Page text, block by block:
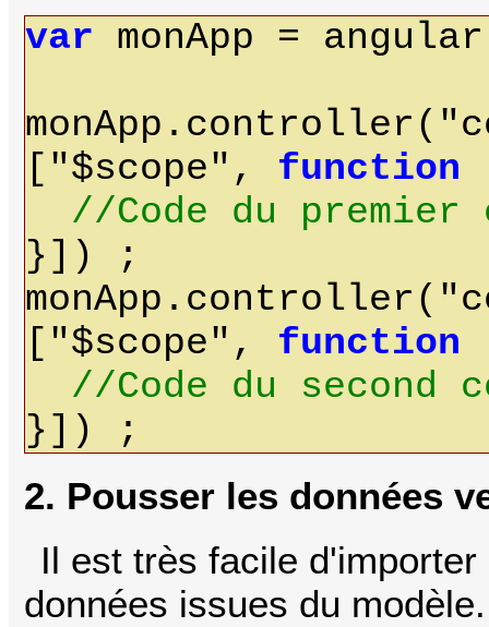
var monApp =
["$scope", function
//Code du
}]) ;
["$scope", function
//Code du
}]) ;
2. Pousser les données
Il est très facile
données issues du